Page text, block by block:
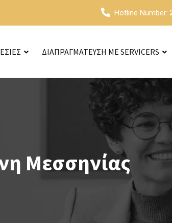
Hotline Number:
ΔΙΑΠΡΑΓΜΑΤΕΥΣΗ ΜΕ SERVICERS
Μεσσηνίας